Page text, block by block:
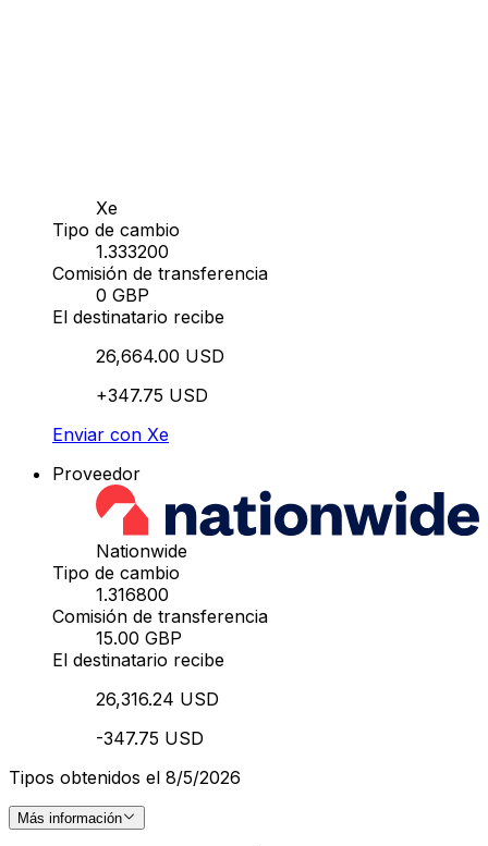
Xe
Tipo de cambio
1.333200
Comisión de transferencia
0 GBP
El destinatario recibe
26,664.00 USD
+347.75 USD
Enviar con Xe
Proveedor
Nationwide
Tipo de cambio
1.316800
Comisión de transferencia
15.00 GBP
El destinatario recibe
26,316.24 USD
-347.75 USD
Tipos obtenidos el 8/5/2026
Más información